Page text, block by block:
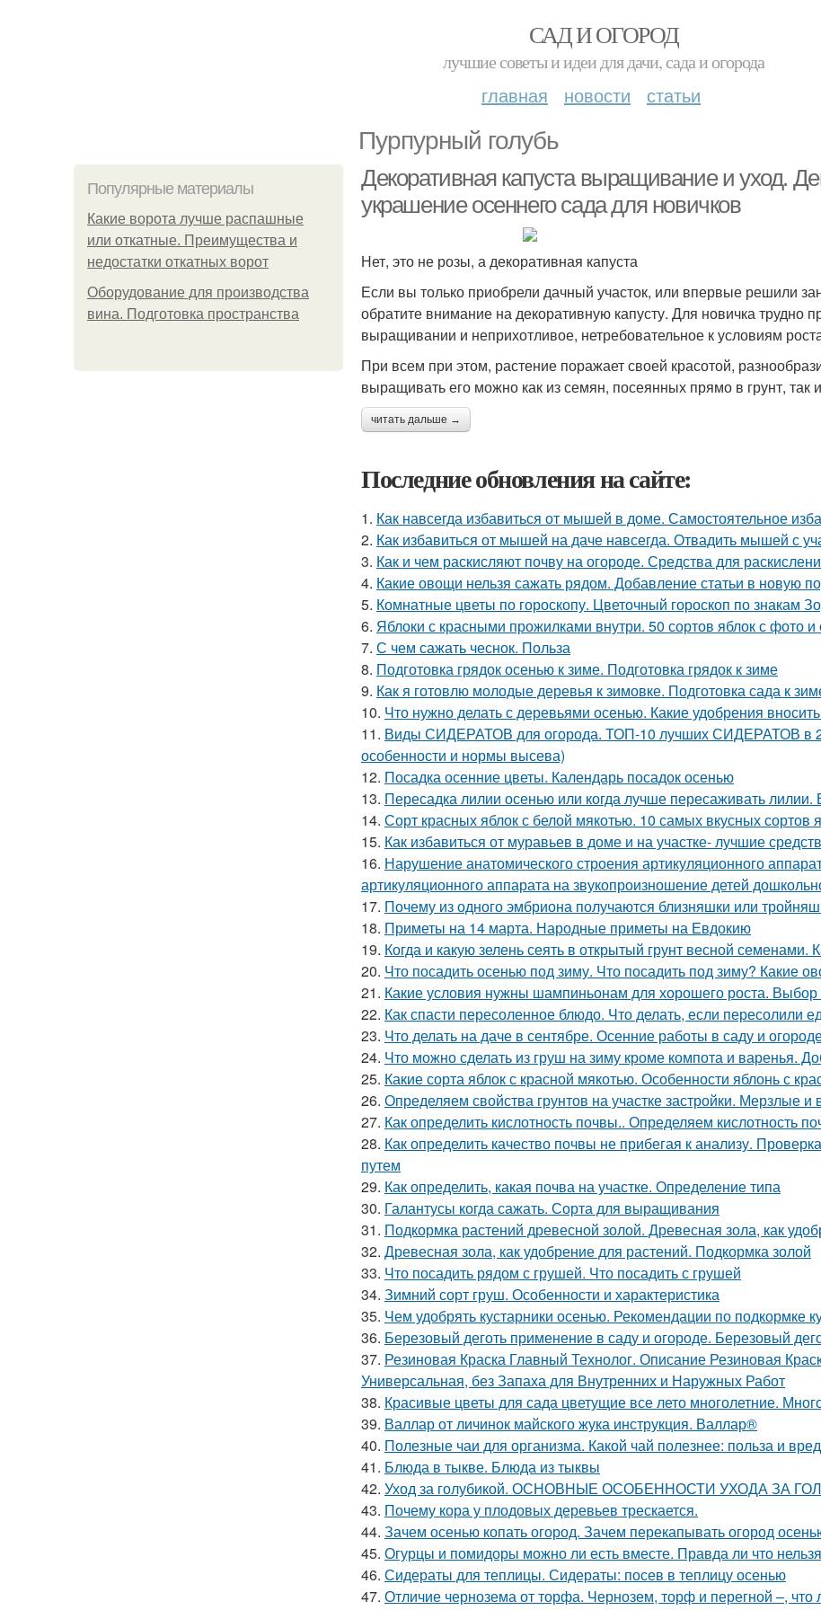
САД И ОГОРОД
лучшие советы и идеи для дачи, сада и огорода
главная новости статьи
Пурпурный голубь
Популярные материалы
Какие ворота лучше распашные
или откатные. Преимущества и
недостатки откатных ворот
Оборудование для производства
вина. Подготовка пространства
Декоративная капуста выращивание и уход.
украшение осеннего сада для новичков
Нет, это не розы, а декоративная капуста
Если вы только приобрели дачный участок, или впервые решили
обратите внимание на декоративную капусту. Для новичка трудно
выращивании и неприхотливое, нетребовательное к условиям
При всем при этом, растение поражает своей красотой,
выращивать его можно как из семян, посеянных прямо в грунт, так
читать дальше →
Последние обновления на сайте:
1. Как навсегда избавиться от мышей в доме. Самостоятельное
2. Как избавиться от мышей на даче навсегда. Отвадить мышей с
3. Как и чем раскисляют почву на огороде. Средства для
4. Какие овощи нельзя сажать рядом. Добавление статьи в новую
5. Комнатные цветы по гороскопу. Цветочный гороскоп по знакам
6. Яблоки с красными прожилками внутри. 50 сортов яблок с фото
7. С чем сажать чеснок. Польза
8. Подготовка грядок осенью к зиме. Подготовка грядок к зиме
9. Как я готовлю молодые деревья к зимовке. Подготовка сада к
10. Что нужно делать с деревьями осенью. Какие удобрения
11. Виды СИДЕРАТОВ для огорода. ТОП-10 лучших СИДЕРАТОВ в
особенности и нормы высева)
12. Посадка осенние цветы. Календарь посадок осенью
13. Пересадка лилии осенью или когда лучше пересаживать
14. Сорт красных яблок с белой мякотью. 10 самых вкусных
15. Как избавиться от муравьев в доме и на участке- лучшие
16. Нарушение анатомического строения артикуляционного
артикуляционного аппарата на звукопроизношение детей
17. Почему из одного эмбриона получаются близняшки или
18. Приметы на 14 марта. Народные приметы на Евдокию
19. Когда и какую зелень сеять в открытый грунт весной семенами.
20. Что посадить осенью под зиму. Что посадить под зиму? Какие
21. Какие условия нужны шампиньонам для хорошего роста.
22. Как спасти пересоленное блюдо. Что делать, если пересолили
23. Что делать на даче в сентябре. Осенние работы в саду и
24. Что можно сделать из груш на зиму кроме компота и варенья.
25. Какие сорта яблок с красной мякотью. Особенности яблонь с
26. Определяем свойства грунтов на участке застройки. Мерзлые
27. Как определить кислотность почвы.. Определяем кислотность
28. Как определить качество почвы не прибегая к анализу.
путем
29. Как определить, какая почва на участке. Определение типа
30. Галантусы когда сажать. Сорта для выращивания
31. Подкормка растений древесной золой. Древесная зола, как
32. Древесная зола, как удобрение для растений. Подкормка золой
33. Что посадить рядом с грушей. Что посадить с грушей
34. Зимний сорт груш. Особенности и характеристика
35. Чем удобрять кустарники осенью. Рекомендации по подкормке
36. Березовый деготь применение в саду и огороде. Березовый
37. Резиновая Краска Главный Технолог. Описание Резиновая
Универсальная, без Запаха для Внутренних и Наружных Работ
38. Красивые цветы для сада цветущие все лето многолетние.
39. Валлар от личинок майского жука инструкция. Валлар®
40. Полезные чаи для организма. Какой чай полезнее: польза и
41. Блюда в тыкве. Блюда из тыквы
42. Уход за голубикой. ОСНОВНЫЕ ОСОБЕННОСТИ УХОДА ЗА
43. Почему кора у плодовых деревьев трескается.
44. Зачем осенью копать огород. Зачем перекапывать огород
45. Огурцы и помидоры можно ли есть вместе. Правда ли что
46. Сидераты для теплицы. Сидераты: посев в теплицу осенью
47. Отличие чернозема от торфа. Чернозем, торф и перегной –, что